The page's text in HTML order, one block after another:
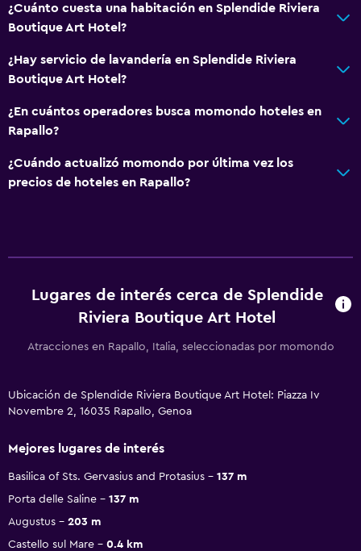
¿Cuánto cuesta una habitación en Splendide Riviera
Boutique Art Hotel?
¿Hay servicio de lavandería en Splendide Riviera
Boutique Art Hotel?
¿En cuántos operadores busca momondo hoteles en
Rapallo?
¿Cuándo actualizó momondo por última vez los
precios de hoteles en Rapallo?
Lugares de interés cerca de Splendide
Riviera Boutique Art Hotel
Atracciones en Rapallo, Italia, seleccionadas por momondo
Ubicación de Splendide Riviera Boutique Art Hotel: Piazza Iv
Novembre 2, 16035 Rapallo, Genoa
Mejores lugares de interés
Basilica of Sts. Gervasius and Protasius
137 m
Porta delle Saline
137 m
Augustus
203 m
Castello sul Mare
0.4 km